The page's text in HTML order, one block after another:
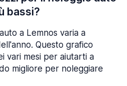
bassi?
a Lemnos varia a
Questo grafico
vari mesi per aiutarti a
migliore per noleggiare